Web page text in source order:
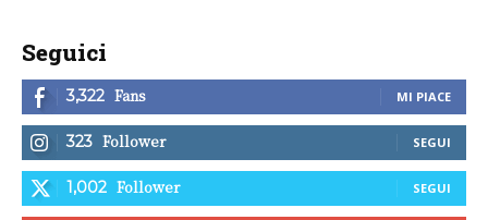
Seguici
3,322 Fans MI PIACE
323 Follower SEGUI
1,002 Follower SEGUI